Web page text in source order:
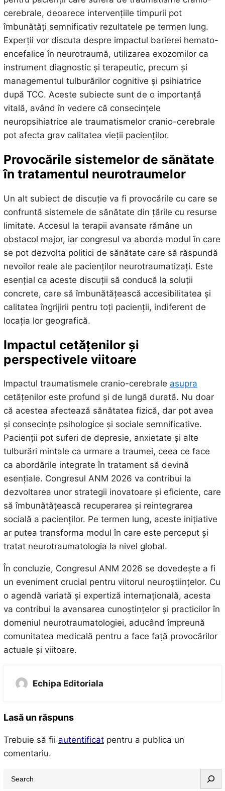
cerebrale, deoarece intervențiile timpurii pot
îmbunătăți semnificativ rezultatele pe termen lung.
Experții vor discuta despre impactul barierei hemato-
encefalice în neurotraumă, utilizarea exozomilor ca
instrument diagnostic și terapeutic, precum și
managementul tulburărilor cognitive și psihiatrice
după TCC. Aceste subiecte sunt de o importanță
vitală, având în vedere că consecințele
neuropsihiatrice ale traumatismelor cranio-cerebrale
pot afecta grav calitatea vieții pacienților.
Provocările sistemelor de sănătate
în tratamentul neurotraumelor
Un alt subiect de discuție va fi provocările cu care se
confruntă sistemele de sănătate din țările cu resurse
limitate. Accesul la terapii avansate rămâne un
obstacol major, iar congresul va aborda modul în care
se pot dezvolta politici de sănătate care să răspundă
nevoilor reale ale pacienților neurotraumatizați. Este
esențial ca aceste discuții să conducă la soluții
concrete, care să îmbunătățească accesibilitatea și
calitatea îngrijirii pentru toți pacienții, indiferent de
locația lor geografică.
Impactul cetățenilor și
perspectivele viitoare
Impactul traumatismele cranio-cerebrale asupra
cetățenilor este profund și de lungă durată. Nu doar
că acestea afectează sănătatea fizică, dar pot avea
și consecințe psihologice și sociale semnificative.
Pacienții pot suferi de depresie, anxietate și alte
tulburări mintale ca urmare a traumei, ceea ce face
ca abordările integrate în tratament să devină
esențiale. Congresul ANM 2026 va contribui la
dezvoltarea unor strategii inovatoare și eficiente, care
să îmbunătățească recuperarea și reintegrarea
socială a pacienților. Pe termen lung, aceste inițiative
ar putea transforma modul în care este perceput și
tratat neurotraumatologia la nivel global.
În concluzie, Congresul ANM 2026 se dovedește a fi
un eveniment crucial pentru viitorul neuroștiințelor. Cu
o agendă variată și expertiză internațională, acesta
va contribui la avansarea cunoștințelor și practicilor în
domeniul neurotraumatologiei, aducând împreună
comunitatea medicală pentru a face față provocărilor
actuale și viitoare.
Echipa Editoriala
Lasă un răspuns
Trebuie să fii autentificatpentru a publica un
comentariu.